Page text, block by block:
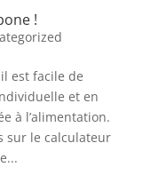
!
est facile de
et en
à l’alimentation.
sur le calculateur